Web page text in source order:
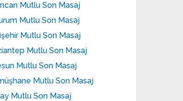
Mutlu Son Masaj
Mutlu Son Masaj
Mutlu Son Masaj
Mutlu Son Masaj
Mutlu Son Masaj
Mutlu Son Masaj
Mutlu Son Masaj